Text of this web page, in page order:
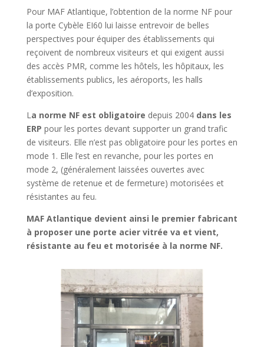
Pour MAF Atlantique, l’obtention de la norme NF pour
la porte Cybèle EI60 lui laisse entrevoir de belles
perspectives pour équiper des établissements qui
reçoivent de nombreux visiteurs et qui exigent aussi
des accès PMR, comme les hôtels, les hôpitaux, les
établissements publics, les aéroports, les halls
d’exposition.
La norme NF est obligatoire depuis 2004dans les
ERP pour les portes devant supporter un grand trafic
de visiteurs. Elle n’est pas obligatoire pour les portes en
mode 1. Elle l’est en revanche, pour les portes en
mode 2, (généralement laissées ouvertes avec
système de retenue et de fermeture) motorisées et
résistantes au feu.
MAF Atlantique devient ainsi le premier fabricant
à proposer une porte acier vitrée va et vient,
résistante au feu et motorisée à la norme NF.